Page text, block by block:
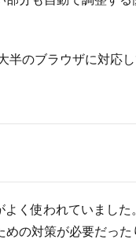
半のブラウザに対応し
く使われていました
の対策が必要だった